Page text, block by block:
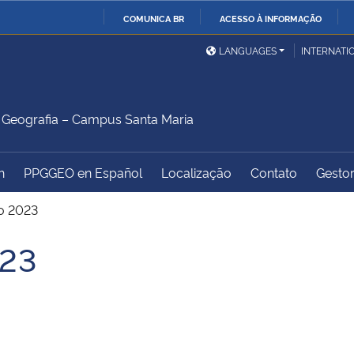
COMUNICA BR ACESSO À INFORMAÇÃO
Ministério da Defesa
Ministério das Relações
Exteriores
Ministério do
Desenvolvimento Regional
Controladoria-Geral da
Advocacia-Geral da União
LANGUAGES
– Campus Santa Maria
PPGGEO en Español Localização Contato
2023